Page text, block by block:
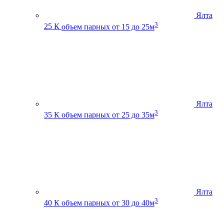
Ялта
25 К объем парных от 15 до 25м3
Ялта
35 К объем парных от 25 до 35м3
Ялта
40 К объем парных от 30 до 40м3